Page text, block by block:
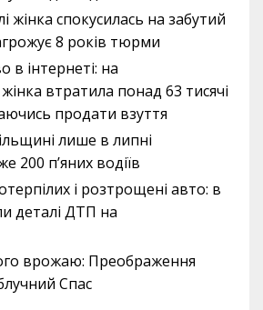
жінка спокусилась на забутий
8 років тюрми
в інтернеті: на
втратила понад 63 тисячі
продати взуття
лише в липні
200 п’яних водіїв
і розтрощені авто: в
деталі ДТП на
врожаю: Преображення
Спас